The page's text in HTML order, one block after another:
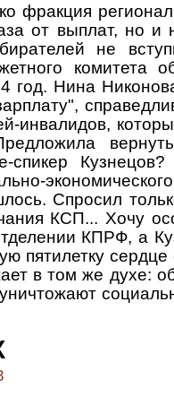
фракция
от выплат, но
не
комитета
год. Нина
инвалидов,
спикер
Спросил
КСП... Хочу
КПРФ, а
пятилетку
в том же духе: